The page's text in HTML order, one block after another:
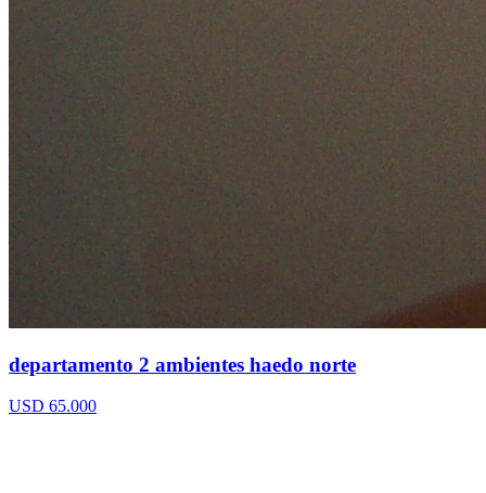
departamento 2 ambientes haedo norte
USD 65.000